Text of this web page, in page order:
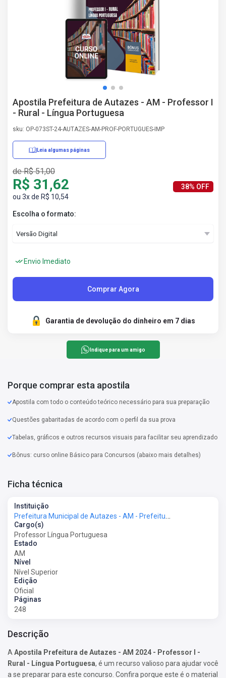
Apostila Prefeitura de Autazes - AM - Professor I
- Rural - Língua Portuguesa
sku: OP-073ST-24-AUTAZES-AM-PROF-PORTUGUES-IMP
Leia algumas páginas
de R$ 51,00
R$ 31,62
ou 3x de R$ 10,54
38% OFF
Escolha o formato:
Envio Imediato
Comprar Agora
Garantia de devolução do dinheiro em 7 dias
Indique para um amigo
Porque comprar esta apostila
Apostila com todo o conteúdo teórico necessário para sua preparação
Questões gabaritadas de acordo com o perfil da sua prova
Tabelas, gráficos e outros recursos visuais para facilitar seu aprendizado
Bônus: curso online Básico para Concursos (abaixo mais detalhes)
Ficha técnica
Instituição
Prefeitura Municipal de Autazes - AM - Prefeitura de Autazes - AM
Cargo(s)
Professor Língua Portuguesa
Estado
AM
Nível
Nível Superior
Edição
Oficial
Páginas
248
Descrição
A Apostila Prefeitura de Autazes - AM 2024 - Professor I -
Rural - Língua Portuguesa, é um recurso valioso para ajudar você
a se preparar para este concurso. Confira porque este é o material